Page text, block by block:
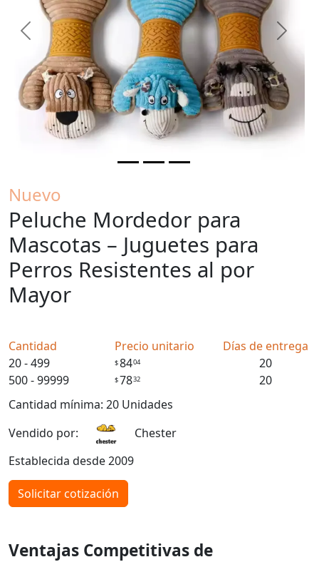
Previous Next
Nuevo
Peluche Mordedor para
Mascotas – Juguetes para
Perros Resistentes al por
Mayor
Cantidad Precio unitario
Días de entrega
20 - 499
$8404
20
500 - 99999
$7832
20
Cantidad mínima: 20 Unidades
Vendido por:
Chester
Establecida desde 2009
Solicitar cotización
Ventajas Competitivas de